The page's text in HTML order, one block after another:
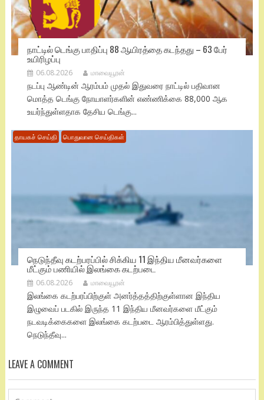
நாட்டில் டெங்கு பாதிப்பு 88 ஆயிரத்தை கடந்தது – 63 பேர்
உயிரிழப்பு
06.08.2026 மாவையூரன்
நடப்பு ஆண்டின் ஆரம்பம் முதல் இதுவரை நாட்டில் பதிவான
மொத்த டெங்கு நோயாளர்களின் எண்ணிக்கை 88,000 ஆக
உயர்ந்துள்ளதாக தேசிய டெங்கு...
தாயகச் செய்தி பொதுவான செய்திகள்
நெடுந்தீவு கடற்பரப்பில் சிக்கிய 11 இந்திய மீனவர்களை
மீட்கும் பணியில் இலங்கை கடற்படை
06.08.2026 மாவையூரன்
இலங்கை கடற்பரப்பிற்குள் அனர்த்தத்திற்குள்ளான இந்திய
இழுவைப் படகில் இருந்த 11 இந்திய மீனவர்களை மீட்கும்
நடவடிக்கைகளை இலங்கை கடற்படை ஆரம்பித்துள்ளது.
நெடுந்தீவு...
LEAVE A COMMENT